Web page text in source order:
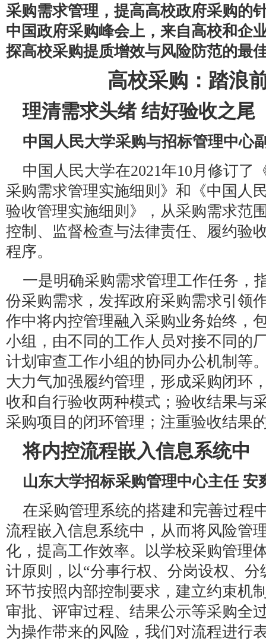
采购需求管理，提高高校政府采购的
中国政府采购峰会上，来自高校和企
探高校采购提质增效与风险防范的最
高校采购：踏浪
理清需求头绪 结好验收之尾
中国人民大学采购与招标管理中心
中国人民大学在2021年10月修订了
采购需求管理实施细则》和《中国人
验收管理实施细则》，从采购需求范
控制、监督检查与法律责任、履约验
程序。
一是明确采购需求管理工作任务，
份采购需求，发挥政府采购需求引领
作中将内控管理融入采购业务始终，
小组，由不同的工作人员对接不同的
计划审查工作小组的协同办公机制等
大力气加强履约管理，形成采购闭环
收和自行验收两种模式；验收结果与
采购项目的闭环管理；注重验收结果
将内控流程嵌入信息系统中
山东大学招标采购管理中心主任 安
在采购管理系统的搭建和完善过程
流程嵌入信息系统中，从而将风险管
化，提高工作效率。以学校采购管理
计原则，以“分事行权、分岗设权、
环节按照内部控制要求，建立约束机
审批、评审过程、结果公示等采购全
为操作带来的风险，我们对流程进行